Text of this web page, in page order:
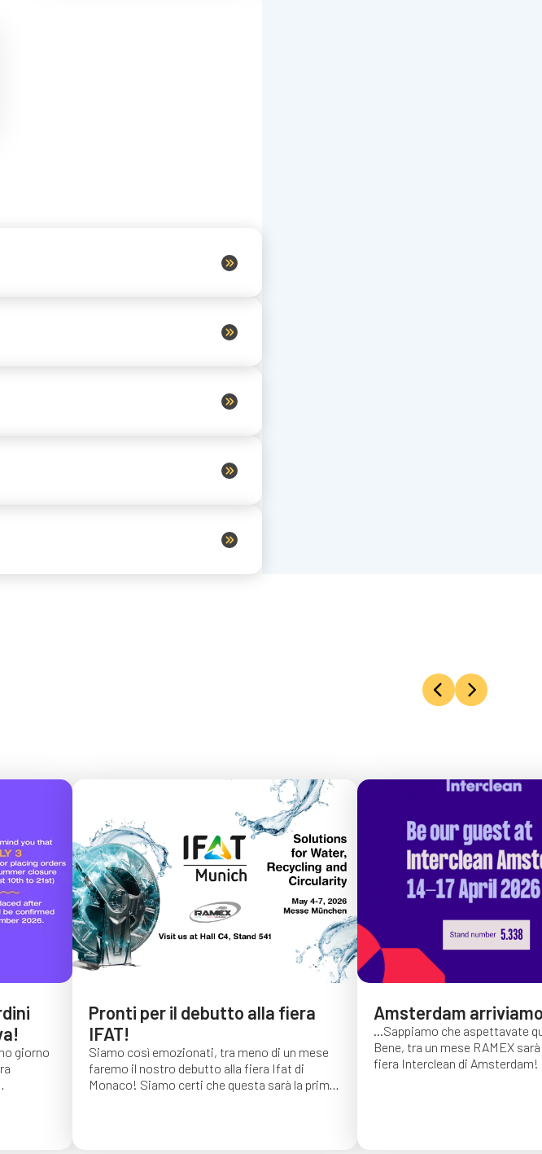
giorno
Pronti per il debutto alla fiera
IFAT!
Siamo così emozionati, tra meno di un mese
faremo il nostro debutto alla fiera Ifat di
Monaco! Siamo certi che questa sarà la prima
Amsterdam
...Sappiamo che aspettavate
Bene, tra un mese RAMEX
fiera Interclean di Amsterdam!